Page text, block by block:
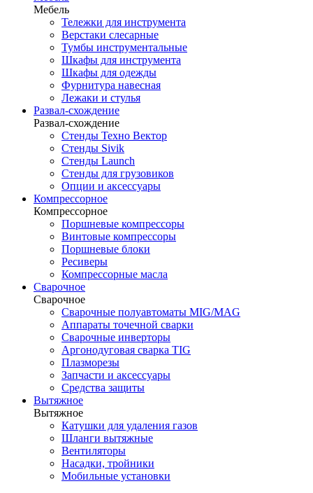
Мебель
Тележки для инструмента
Верстаки слесарные
Тумбы инструментальные
Шкафы для инструмента
Шкафы для одежды
Фурнитура навесная
Лежаки и стулья
Развал-схождение
Развал-схождение
Стенды Техно Вектор
Стенды Sivik
Стенды Launch
Стенды для грузовиков
Опции и аксессуары
Компрессорное
Компрессорное
Поршневые компрессоры
Винтовые компрессоры
Поршневые блоки
Ресиверы
Компрессорные масла
Сварочное
Сварочное
Сварочные полуавтоматы MIG/MAG
Аппараты точечной сварки
Сварочные инверторы
Аргонодуговая сварка TIG
Плазморезы
Запчасти и аксессуары
Средства защиты
Вытяжное
Вытяжное
Катушки для удаления газов
Шланги вытяжные
Вентиляторы
Насадки, тройники
Мобильные установки